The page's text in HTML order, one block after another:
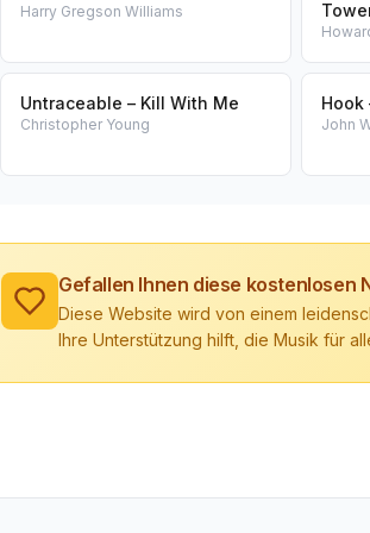
Harry Gregson Williams
Stone
Untraceable – Kill With Me
Christopher Young
Hook
John
Gefallen Ihnen diese kostenlosen
Diese Website wird von einem
Ihre Unterstützung hilft, die Musik für